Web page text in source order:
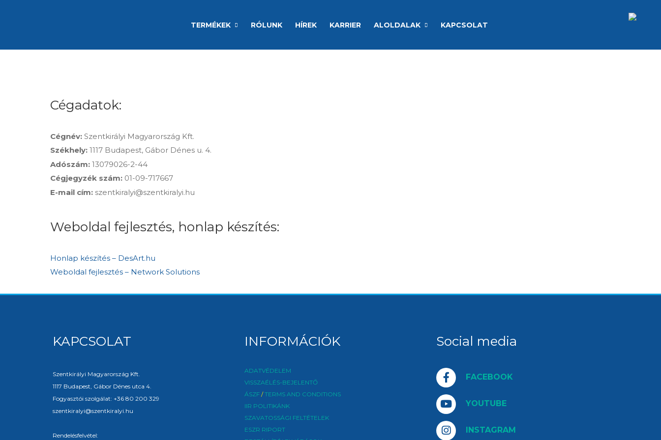
TERMÉKEK RÓLUNK HÍREK KARRIER ALOLDALAK KAPCSOLAT
Cégadatok:
Cégnév: Szentkirályi Magyarország Kft.
Székhely: 1117 Budapest, Gábor Dénes u. 4.
Adószám: 13079026-2-44
Cégjegyzék szám: 01-09-717667
E-mail cím: szentkiralyi@szentkiralyi.hu
Weboldal fejlesztés, honlap készítés:
Honlap készítés – DesArt.hu
Weboldal fejlesztés – Network Solutions
KAPCSOLAT
Szentkirályi Magyarország Kft.
1117 Budapest, Gábor Dénes utca 4.
Fogyasztói szolgálat: +36 80 200 329
szentkiralyi@szentkiralyi.hu
Rendelésfelvétel:
INFORMÁCIÓK
ADATVÉDELEM
VISSZAÉLÉS-BEJELENTŐ
ÁSZF /TERMS AND CONDITIONS
IIR POLITIKÁNK
SZAVATOSSÁGI FELTÉTELEK
ESZR RIPORT
Social media
FACEBOOK
YOUTUBE
INSTAGRAM